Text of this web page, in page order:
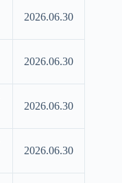
2026.06.30
2026.06.30
2026.06.30
2026.06.30